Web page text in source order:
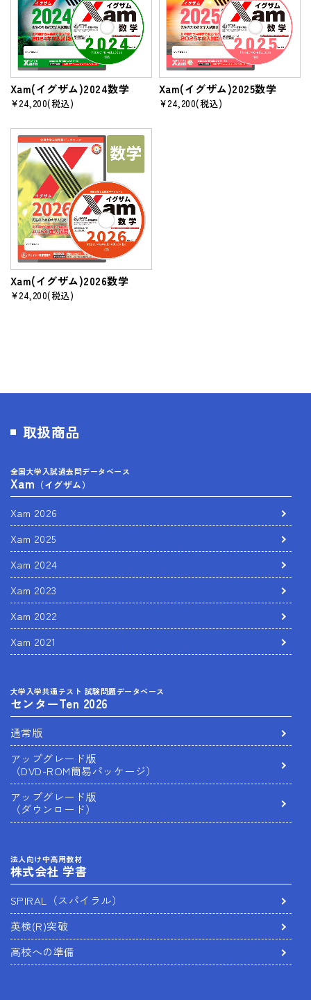
Xam(イグザム)2024数学
¥24,200(税込)
Xam(イグザム)2025数学
¥24,200(税込)
Xam(イグザム)2026数学
¥24,200(税込)
取扱商品
全国大学入試過去問データベース
Xam （イグザム）
Xam 2026
Xam 2025
Xam 2024
Xam 2023
Xam 2022
Xam 2021
大学入学共通テスト 試験問題データベース
センターTen 2026
通常版
アップグレード版
（DVD-ROM簡易パッケージ）
アップグレード版
（ダウンロード）
法人向け中高用教材
株式会社 学書
SPIRAL（スパイラル）
英検(R)突破
高校への準備